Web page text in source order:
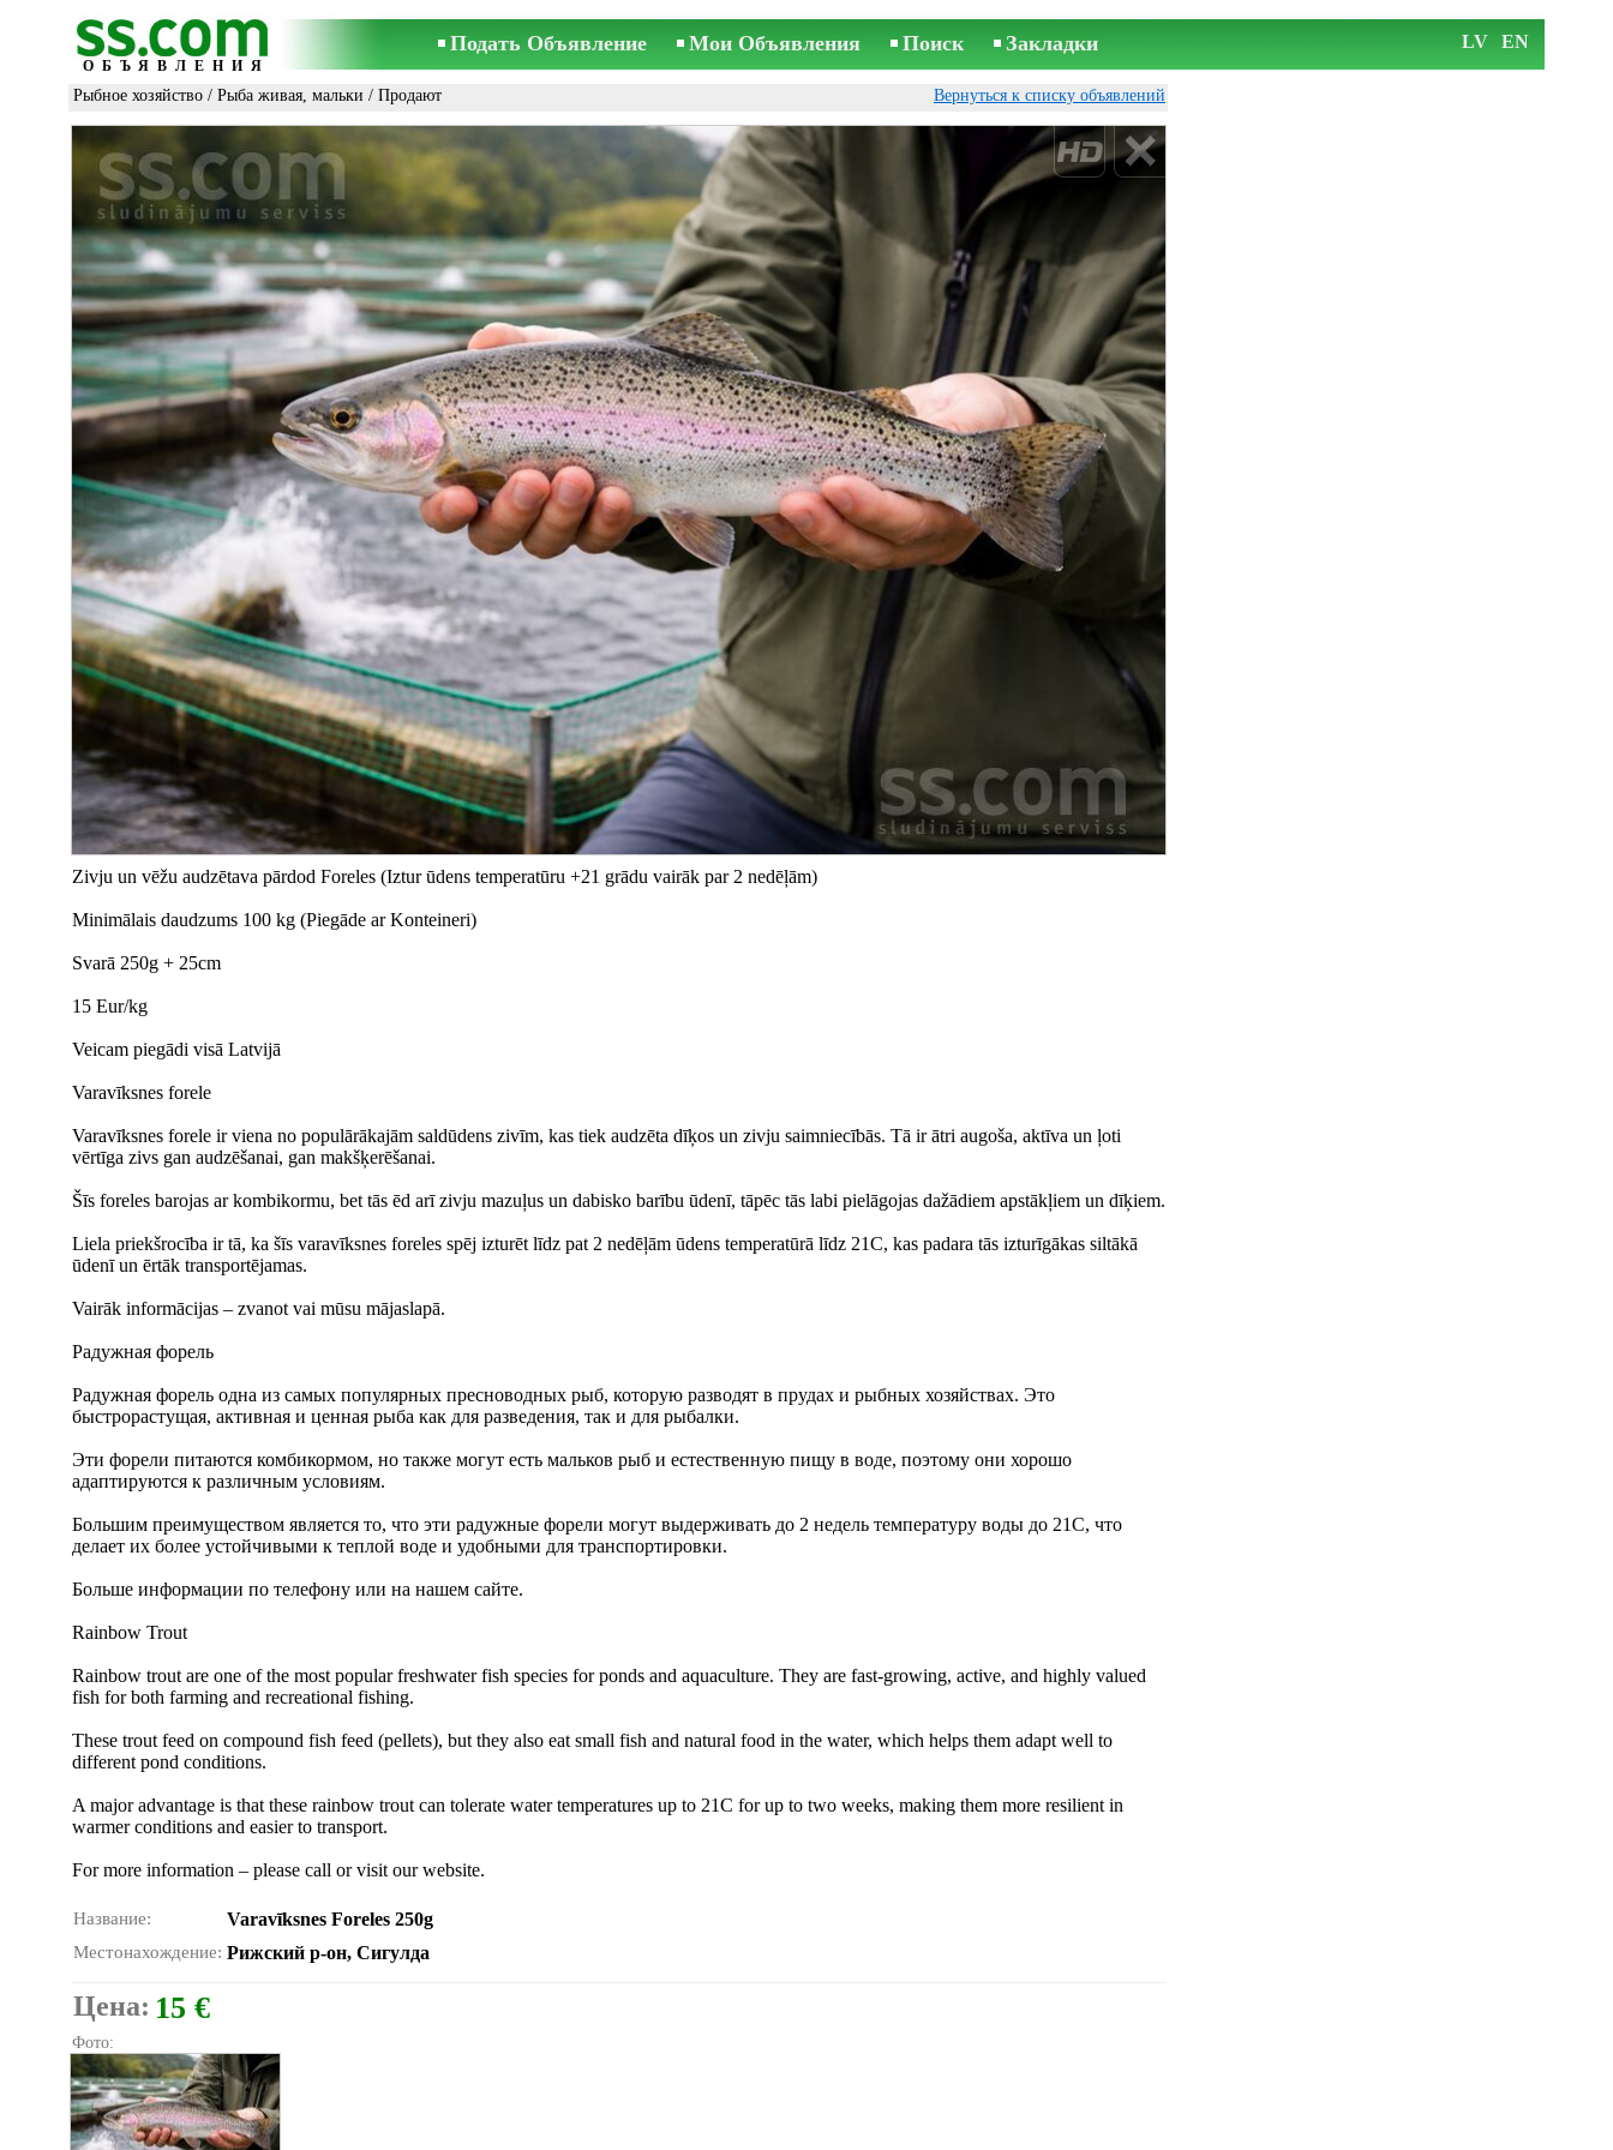
ОБЪЯВЛЕНИЯ
Подать Объявление Мои Объявления Поиск Закладки LV EN
Рыбное хозяйство / Рыба живая, мальки / Продают Вернуться к списку объявлений
Zivju un vēžu audzētava pārdod Foreles (Iztur ūdens temperatūru +21 grādu vairāk par 2 nedēļām)
Minimālais daudzums 100 kg (Piegāde ar Konteineri)
Svarā 250g + 25cm
15 Eur/kg
Veicam piegādi visā Latvijā
Varavīksnes forele
Varavīksnes forele ir viena no populārākajām saldūdens zivīm, kas tiek audzēta dīķos un zivju saimniecībās. Tā ir ātri augoša, aktīva un ļoti
vērtīga zivs gan audzēšanai, gan makšķerēšanai.
Šīs foreles barojas ar kombikormu, bet tās ēd arī zivju mazuļus un dabisko barību ūdenī, tāpēc tās labi pielāgojas dažādiem apstākļiem un dīķiem.
Liela priekšrocība ir tā, ka šīs varavīksnes foreles spēj izturēt līdz pat 2 nedēļām ūdens temperatūrā līdz 21C, kas padara tās izturīgākas siltākā
ūdenī un ērtāk transportējamas.
Vairāk informācijas – zvanot vai mūsu mājaslapā.
Радужная форель
Радужная форель одна из самых популярных пресноводных рыб, которую разводят в прудах и рыбных хозяйствах. Это
быстрорастущая, активная и ценная рыба как для разведения, так и для рыбалки.
Эти форели питаются комбикормом, но также могут есть мальков рыб и естественную пищу в воде, поэтому они хорошо
адаптируются к различным условиям.
Большим преимуществом является то, что эти радужные форели могут выдерживать до 2 недель температуру воды до 21C, что
делает их более устойчивыми к теплой воде и удобными для транспортировки.
Больше информации по телефону или на нашем сайте.
Rainbow Trout
Rainbow trout are one of the most popular freshwater fish species for ponds and aquaculture. They are fast-growing, active, and highly valued
fish for both farming and recreational fishing.
These trout feed on compound fish feed (pellets), but they also eat small fish and natural food in the water, which helps them adapt well to
different pond conditions.
A major advantage is that these rainbow trout can tolerate water temperatures up to 21C for up to two weeks, making them more resilient in
warmer conditions and easier to transport.
For more information – please call or visit our website.
Название: Varavīksnes Foreles 250g
Местонахождение: Рижский р-он, Сигулда
Цена: 15 €
Фото: